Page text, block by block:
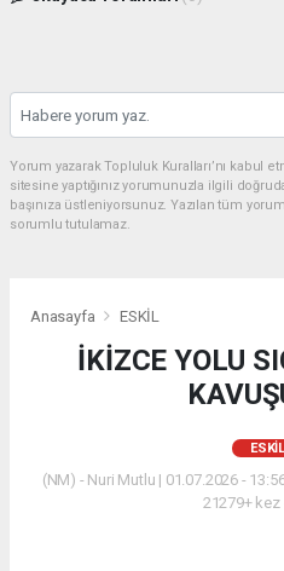
Yorum yazarak Topluluk Kuralları’nı kabul
sitesine yaptığınız yorumunuzla ilgili
başınıza üstleniyorsunuz. Yazılan tüm
sorumlu tutulamaz.
Anasayfa ESKİL
İKİZCE YOLU
ESKİL
(NM) - Nuri Mutlu | 01.07.2026 -
21279+